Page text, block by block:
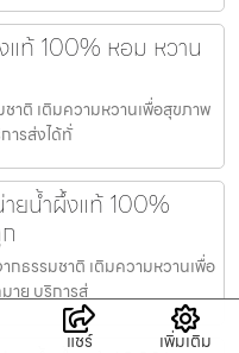
แท้ 100% หอม หวาน
าติ เติมความหวานเพื่อสุขภาพ
ารส่งได้ทั่
ยน้ำผึ้งแท้ 100%
กธรรมชาติ เติมความหวานเพื่อ
าย บริการส่
แชร์ เพิ่มเติม